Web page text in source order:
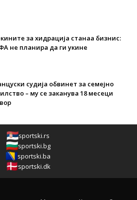
за хидрација станаа бизнис:
не планира да ги укине
судија обвинет за семејно
– му се заканува 18 месеци
sportski.rs
sportski.bg
sportski.ba
sportski.dk